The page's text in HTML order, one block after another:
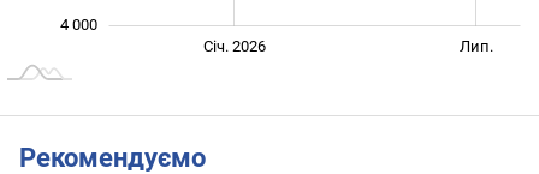
4 000
Січ. 2026 Лип.
Рекомендуємо